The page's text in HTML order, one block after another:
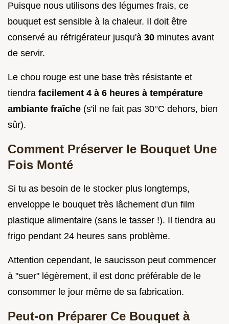
Puisque nous utilisons des légumes frais, ce
bouquet est sensible à la chaleur. Il doit être
conservé au réfrigérateur jusqu'à 30 minutes avant
de servir.
Le chou rouge est une base très résistante et
tiendra facilement 4 à 6 heures à température
ambiante fraîche (s'il ne fait pas 30°C dehors, bien
sûr).
Comment Préserver le Bouquet Une
Fois Monté
Si tu as besoin de le stocker plus longtemps,
enveloppe le bouquet très lâchement d'un film
plastique alimentaire (sans le tasser !). Il tiendra au
frigo pendant 24 heures sans problème.
Attention cependant, le saucisson peut commencer
à "suer" légèrement, il est donc préférable de le
consommer le jour même de sa fabrication.
Peut-on Préparer Ce Bouquet à